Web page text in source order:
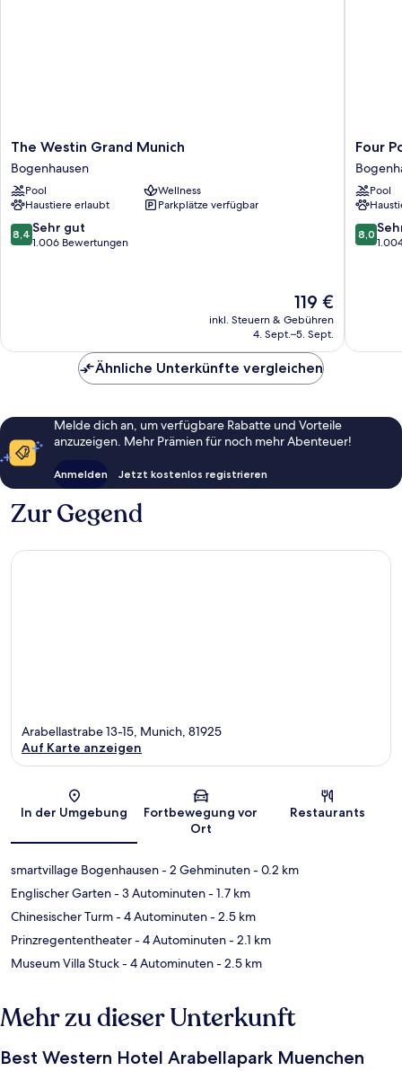
The
Westin
Grand
Munich
Bogenhausen
The Westin Grand Munich
Bogenhausen
Pool
Wellness
Haustiere erlaubt
Parkplätze verfügbar
8.4
von
8,4 Sehr gut
1.006 Bewertungen
Der
Preis
beträgt
119 €
inkl. Steuern & Gebühren
4. Sept.–5. Sept.
Four
Points
by
Munich
Four
Pool
8.0
von
8,0
Ähnliche Unterkünfte vergleichen
Melde dich an, um verfügbare Rabatte und Vorteile
anzuzeigen. Mehr Prämien für noch mehr Abenteuer!
Anmelden Jetzt kostenlos registrieren
Zur Gegend
Karte
Arabellastrabe 13-15, Munich, 81925
Auf Karte anzeigen
In der Umgebung
Fortbewegung vor
Ort
Restaurants
smartvillage Bogenhausen- 2 Gehminuten- 0.2 km
Englischer Garten- 3 Autominuten- 1.7 km
Chinesischer Turm- 4 Autominuten- 2.5 km
Prinzregententheater- 4 Autominuten- 2.1 km
Museum Villa Stuck- 4 Autominuten- 2.5 km
Mehr zu dieser Unterkunft
Best Western Hotel Arabellapark Muenchen